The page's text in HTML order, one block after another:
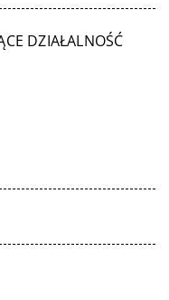
DZIAŁALNOŚĆ